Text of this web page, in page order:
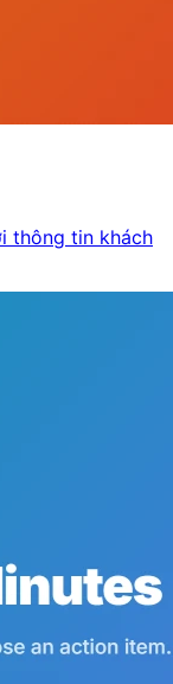
thông tin khách